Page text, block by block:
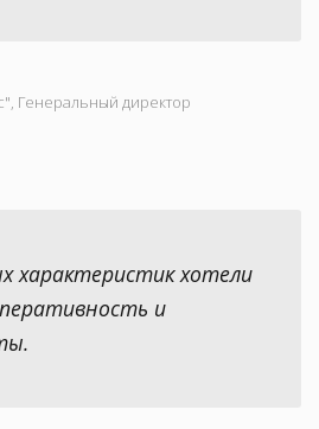
Генеральный директор
характеристик хотели
и